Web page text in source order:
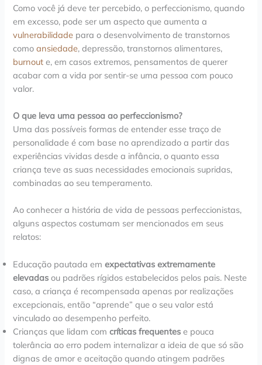
Como você já deve ter percebido, o perfeccionismo, quando
em excesso, pode ser um aspecto que aumenta a
vulnerabilidade para o desenvolvimento de transtornos
comoansiedade, depressão, transtornos alimentares,
burnout e, em casos extremos, pensamentos de querer
acabar com a vida por sentir-se uma pessoa com pouco
valor.
O que leva uma pessoa ao perfeccionismo?
Uma das possíveis formas de entender esse traço de
personalidade é com base no aprendizado a partir das
experiências vividas desde a infância, o quanto essa
criança teve as suas necessidades emocionais supridas,
combinadas ao seu temperamento.
Ao conhecer a história de vida de pessoas perfeccionistas,
alguns aspectos costumam ser mencionados em seus
relatos:
Educação pautada emexpectativas extremamente
elevadas ou padrões rígidos estabelecidos pelos pais. Neste
caso, a criança é recompensada apenas por realizações
excepcionais, então “aprende” que o seu valor está
vinculado ao desempenho perfeito.
Crianças que lidam comcríticas frequentes e pouca
tolerância ao erro podem internalizar a ideia de que só são
dignas de amor e aceitação quando atingem padrões